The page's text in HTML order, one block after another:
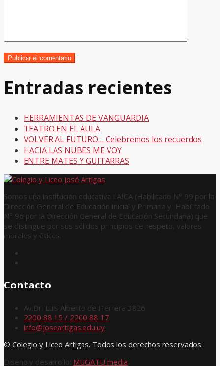
Entradas recientes
HERRAMIENTAS DE VANGUARDIA
TEATRO EN EL AULA
VOLVER AL FUTURO… Celebremos los recuerdos
HACIA LAS NUBES ME VOY
ENTRE MATES Y GUITARRAS
Somos una institución educativa LAICA (Habilitado N° 99 por la
Dirección General de Educación Inicial y Primaria y Habilitado
N° 96 por la Dirección General de Educación Secundaria) que
se distingue por sus sólidos principios de respeto, valores
morales y éticos.
Contacto
Av.Dr. Luis Alberto de Herrera 3826
2200 88 15 / 2200 88 17
info@joseartigas.edu.uy
© Colegio y Liceo Artigas. Todos los derechos reservados.
Diseño y desarrollo: MUGATU media